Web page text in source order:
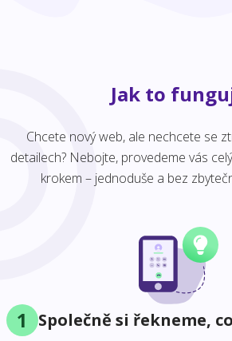
Jak to
Chcete nový web, ale nechcete se
detailech? Nebojte, provedeme vás
krokem – jednoduše a bez
1 Společně si řekneme,